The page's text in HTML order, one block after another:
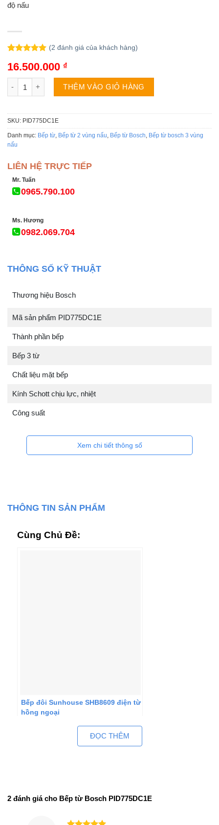
độ nấu
dựa trên
(2 đánh giá của khách hàng)
16.500.000 ₫
Bếp từ Bosch PID775DC1E số lượng
THÊM VÀO GIỎ HÀNG
SKU: PID775DC1E
Danh mục: Bếp từ, Bếp từ 2 vùng nấu, Bếp từ Bosch, Bếp từ bosch 3 vùng
nấu
LIÊN HỆ TRỰC TIẾP
Mr. Tuấn
0965.790.100
Ms. Hương
0982.069.704
THÔNG SỐ KỸ THUẬT
Thương hiệu Bosch
Mã sản phẩm PID775DC1E
Thành phần bếp
Bếp 3 từ
Chất liệu mặt bếp
Kính Schott chịu lực, nhiệt
Công suất
Xem chi tiết thông số
THÔNG TIN SẢN PHẨM
Cùng Chủ Đề:
Bếp đôi Sunhouse SHB8609 điện từ
hồng ngoại
ĐỌC THÊM
2 đánh giá cho Bếp từ Bosch PID775DC1E